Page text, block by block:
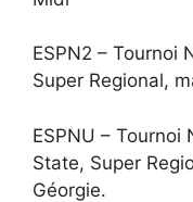
ESPN2 – Tournoi
Super Regional,
ESPNU – Tournoi
State, Super
Géorgie.